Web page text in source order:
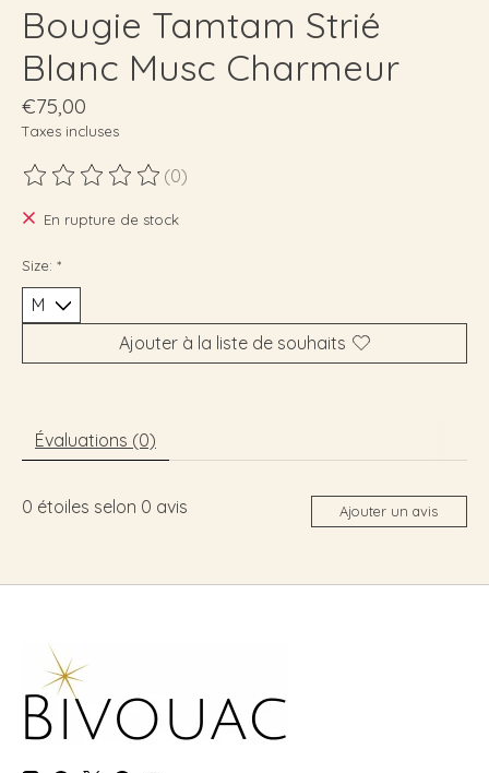
Bougie Tamtam Strié
Blanc Musc Charmeur
€75,00
Taxes incluses
Ce produit est évalué à
(0)
En rupture de stock
Size: *
Ajouter à la liste de souhaits
Évaluations (0)
0 étoiles selon 0 avis Ajouter un avis